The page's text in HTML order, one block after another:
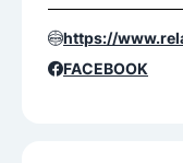
https://
FACEBOOK